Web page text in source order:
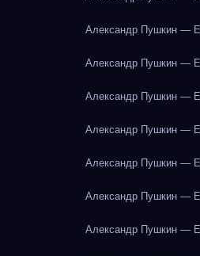
Александр Пушкин —
Александр Пушкин —
Александр Пушкин —
Александр Пушкин —
Александр Пушкин —
Александр Пушкин —
Александр Пушкин —